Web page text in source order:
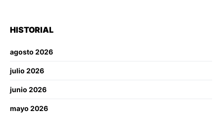
HISTORIAL
agosto 2026
julio 2026
junio 2026
mayo 2026